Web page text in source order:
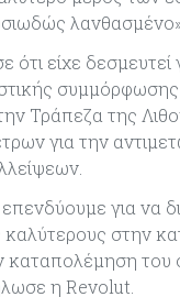
λανθασμένο».
είχε δεσμευτεί
συμμόρφωσης
Τράπεζα της
για την
για να
καλύτερους στην
καταπολέμηση του
η Revolut.